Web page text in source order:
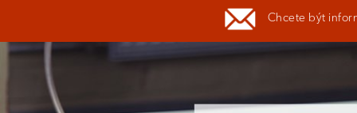
Chcete být